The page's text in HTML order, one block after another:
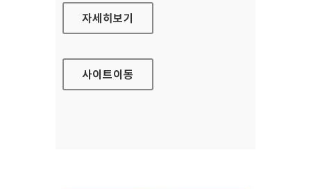
보건복지상담센터
자세히보기
사이트이동